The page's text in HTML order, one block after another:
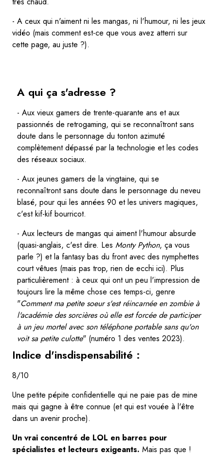
- A ceux qui n'aiment ni les mangas, ni l'humour, ni les jeux
vidéo (mais comment est-ce que vous avez atterri sur
cette page, au juste ?).
A qui ça s'adresse ?
- Aux vieux gamers de trente-quarante ans et aux
passionnés de retrogaming, qui se reconnaîtront sans
doute dans le personnage du tonton azimuté
complètement dépassé par la technologie et les codes
des réseaux sociaux.
- Aux jeunes gamers de la vingtaine, qui se
reconnaîtront sans doute dans le personnage du neveu
blasé, pour qui les années 90 et les univers magiques,
c'est kif-kif bourricot.
- Aux lecteurs de mangas qui aiment l'humour absurde
(quasi-anglais, c'est dire. Les Monty Python, ça vous
parle ?) et la fantasy bas du front avec des nymphettes
court vêtues (mais pas trop, rien de ecchi ici). Plus
particulièrement : à ceux qui ont un peu l'impression de
toujours lire la même chose ces temps-ci, genre
"Comment ma petite soeur s'est réincarnée en zombie à
l'académie des sorcières où elle est forcée de participer
à un jeu mortel avec son téléphone portable sans qu'on
voit sa petite culotte" (numéro 1 des ventes 2023).
Indice d'insdispensabilité :
8/10
Une petite pépite confidentielle qui ne paie pas de mine
mais qui gagne à être connue (et qui est vouée à l'être
dans un avenir proche).
Un vrai concentré de LOL en barres pour
spécialistes et lecteurs exigeants. Mais pas que !